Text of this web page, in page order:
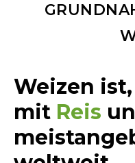
Weizen
mit Reis